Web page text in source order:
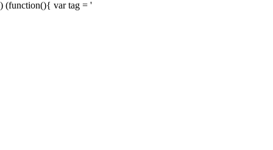
) (function(){ var tag = '